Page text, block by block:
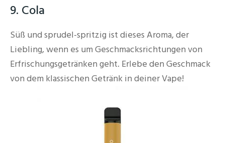
9. Cola
Süß und sprudel-spritzig ist dieses Aroma, der
Liebling, wenn es um Geschmacksrichtungen von
Erfrischungsgetränken geht. Erlebe den Geschmack
von dem klassischen Getränk in deiner Vape!